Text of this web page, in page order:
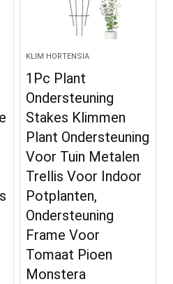
KLIM HORTENSIA
1Pc Plant
Ondersteuning
Stakes Klimmen
Plant Ondersteuning
Voor Tuin Metalen
Trellis Voor Indoor
Potplanten,
Ondersteuning
Frame Voor
Tomaat Pioen
Monstera